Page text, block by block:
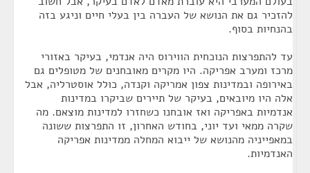
להזכיר גם את הנושא של העברה בין בעלי חיים וניגע בזה
בהנחיות בסוף.
עד להתפרצות הנוכחית הווירוס היה אנדמי, בעיקר באזורי
מרכז ומערב אפריקה. היו מקרים מאובחנים של מטופלים גם
באירופה ובמדינות צפון אמריקה וקנדה, כולל אוסטרליה, אבל
אלה היו מיובאים, בעיקר של תיירים שביקרו במדינות
אנדמיות באפריקה ואז אובחנו כשחזרו למדינות מוצאם. מה
שקרה ממאי ועד יוני, בחודש האחרון, זו התפרצות ששונה
במאפייניה מהנושא של ייבוא המחלה ממדינות אפריקה
האנדמיות.